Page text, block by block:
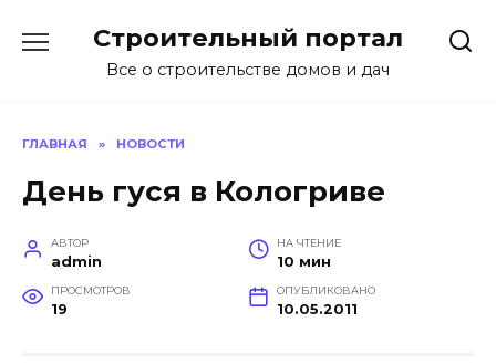
содержанию
Строительный портал
Все о строительстве домов и дач
ГЛАВНАЯ » НОВОСТИ
День гуся в Кологриве
АВТОР
admin
НА ЧТЕНИЕ
10 мин
ПРОСМОТРОВ
19
ОПУБЛИКОВАНО
10.05.2011